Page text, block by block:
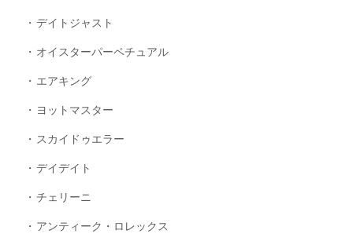
デイトジャスト
オイスターパーペチュアル
エアキング
ヨットマスター
スカイドゥエラー
デイデイト
チェリーニ
アンティーク・ロレックス